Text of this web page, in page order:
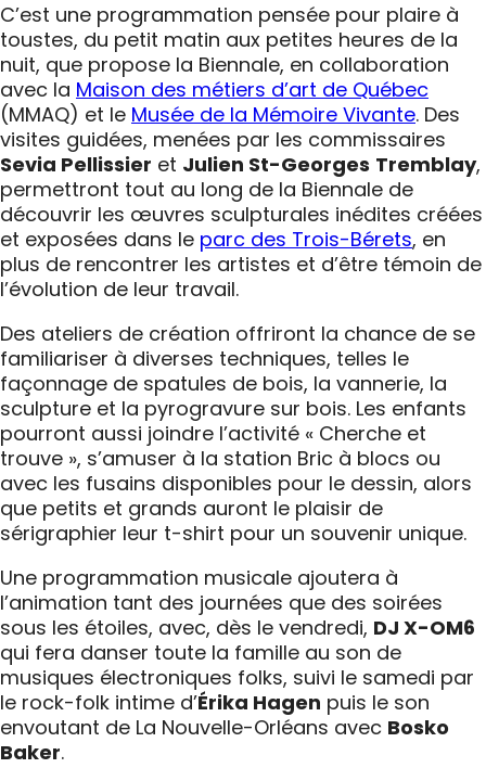
C’est une programmation pensée pour plaire à
toustes, du petit matin aux petites heures de la
nuit, que propose la Biennale, en collaboration
avec la Maison des métiers d’art de Québec
(MMAQ) et le Musée de la Mémoire Vivante. Des
visites guidées, menées par les commissaires
Sevia Pellissier et Julien St-Georges Tremblay,
permettront tout au long de la Biennale de
découvrir les œuvres sculpturales inédites créées
et exposées dans le parc des Trois-Bérets, en
plus de rencontrer les artistes et d’être témoin de
l’évolution de leur travail.
Des ateliers de création offriront la chance de se
familiariser à diverses techniques, telles le
façonnage de spatules de bois, la vannerie, la
sculpture et la pyrogravure sur bois. Les enfants
pourront aussi joindre l’activité « Cherche et
trouve », s’amuser à la station Bric à blocs ou
avec les fusains disponibles pour le dessin, alors
que petits et grands auront le plaisir de
sérigraphier leur t-shirt pour un souvenir unique.
Une programmation musicale ajoutera à
l’animation tant des journées que des soirées
sous les étoiles, avec, dès le vendredi, DJ X-OM6
qui fera danser toute la famille au son de
musiques électroniques folks, suivi le samedi par
le rock-folk intime d’Érika Hagen puis le son
envoutant de La Nouvelle-Orléans avec Bosko
Baker.